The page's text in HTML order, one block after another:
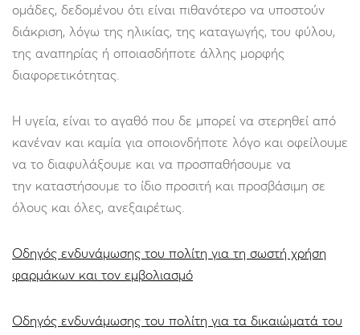
ομάδες, δεδομένου ότι είναι πιθανότερο να υποστούν
διάκριση, λόγω της ηλικίας, της καταγωγής, του φύλου,
της αναπηρίας ή οποιασδήποτε άλλης μορφής
διαφορετικότητας.
Η υγεία, είναι το αγαθό που δε μπορεί να στερηθεί από
κανέναν και καμία για οποιονδήποτε λόγο και οφείλουμε
να το διαφυλάξουμε και να προσπαθήσουμε να
την καταστήσουμε το ίδιο προσιτή και προσβάσιμη σε
όλους και όλες, ανεξαιρέτως.
Οδηγός ενδυνάμωσης του πολίτη για τη σωστή χρήση
φαρμάκων και τον εμβολιασμό
Οδηγός ενδυνάμωσης του πολίτη για τα δικαιώματά του